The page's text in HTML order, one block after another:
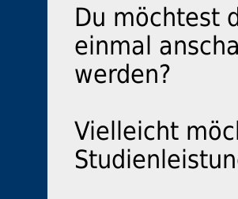
Du möchtest
einmal
werden?
Vielleicht